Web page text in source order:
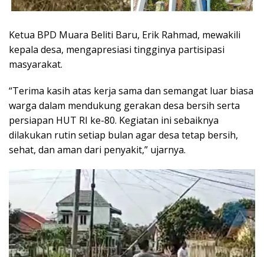
Ketua BPD Muara Beliti Baru, Erik Rahmad, mewakili
kepala desa, mengapresiasi tingginya partisipasi
masyarakat.
“Terima kasih atas kerja sama dan semangat luar biasa
warga dalam mendukung gerakan desa bersih serta
persiapan HUT RI ke-80. Kegiatan ini sebaiknya
dilakukan rutin setiap bulan agar desa tetap bersih,
sehat, dan aman dari penyakit,” ujarnya.